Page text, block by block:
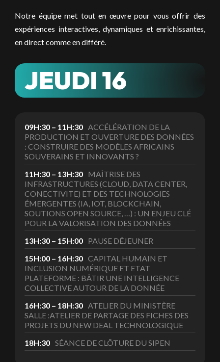
Notre équipe met tout en œuvre pour vous offrir des
expériences interactives, dynamiques et enrichissantes,
en direct comme en différé.
JEUDI 16
09H:30 – 11H:30 ACCÉLÉRATION DE LA
PRODUCTION ET OUVERTURE DES DONNÉES
: CONSTRUIRE DES MODÈLES AFRICAINS
SOUVERAINS ET INNOVANTS ?
11H:30 – 13H:30 MAÎTRISE DES
INFRASTRUCTURES (CLOUD, DATA CENTER,
CONECTIVITE) ET DES TECHNOLOGIES
ÉMERGENTES (IA, IOT, BLOCKCHAIN,
SOUTIONS OPEN SOURCE, …) : UN ENJEU CLÉ
POUR LA VALORISATION DES DONNÉES
13H:30 – 15H:00 PAUSE DÉJEUNER
15H:00 – 16H:30 CAPITAL HUMAIN ET
INCLUSION NUMÉRIQUE ET ETAT
PLATEFORME : BÂTIR UNE INTELLIGENCE
COLLECTIVE AUTOUR DE LA DONNÉE
16H:30 – 18H:30 ATELIER DU MINISTÈRE
SALLE :ATELIER DE PARTAGE DES FICHES DES
PROJETS DU NEW DEAL TECHNOLOGIQUE
18H:30 SÉANCE DE CLÔTURE DU SIPEN